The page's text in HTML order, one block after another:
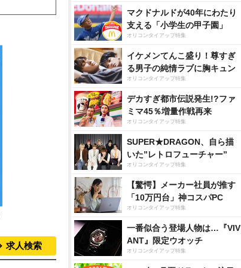
求人検索
マクドナルドが40年にわたり
支える「小学生の甲子園」
オリコンタイアップ特集
イケメンてんこ盛り！尊すぎ
る男子の純情ラブに胸キュン
オリコンタイアップ特集
デカすぎ都市伝説発生!?ファ
ミマ45％増量作戦再来
オリコンタイアップ特集
SUPER★DRAGON、自ら描
いた”レトロフューチャー”
オリコンタイアップ特集
【驚愕】メーカー社員が推す
「10万円台」神コスパPC
オリコンタイアップ特集
一番似合う登場人物は…『VIV
ANT』限定ウオッチ
オリコンタイアップ特集